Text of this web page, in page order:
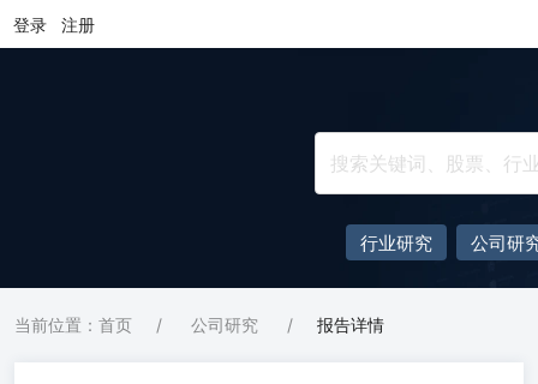
登录 注册
行业研究 公司研
当前位置：首页 / 公司研究 / 报告详情